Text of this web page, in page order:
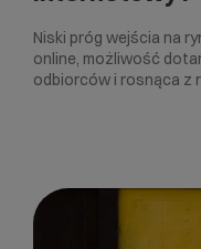
Niski próg wejścia na
online, możliwość
odbiorców i rosnąca z